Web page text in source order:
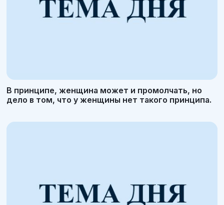
В принципе, женщина может и промолчать, но
дело в том, что у женщины нет такого принципа.